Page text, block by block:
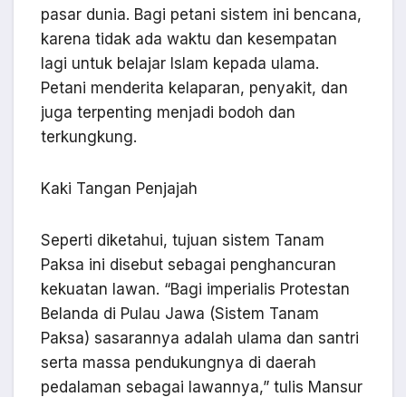
pasar dunia. Bagi petani sistem ini bencana,
karena tidak ada waktu dan kesempatan
lagi untuk belajar Islam kepada ulama.
Petani menderita kelaparan, penyakit, dan
juga terpenting menjadi bodoh dan
terkungkung.
Kaki Tangan Penjajah
Seperti diketahui, tujuan sistem Tanam
Paksa ini disebut sebagai penghancuran
kekuatan lawan. “Bagi imperialis Protestan
Belanda di Pulau Jawa (Sistem Tanam
Paksa) sasarannya adalah ulama dan santri
serta massa pendukungnya di daerah
pedalaman sebagai lawannya,” tulis Mansur